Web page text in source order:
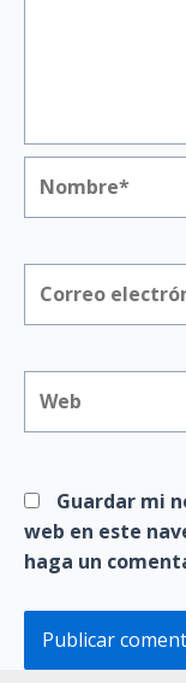
electrónico*
Guardar mi
web en este
haga un